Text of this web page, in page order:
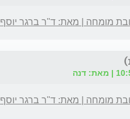
מומחה | מאת: ד"ר ברגר יוסף
מומחה | מאת: ד"ר ברגר יוסף